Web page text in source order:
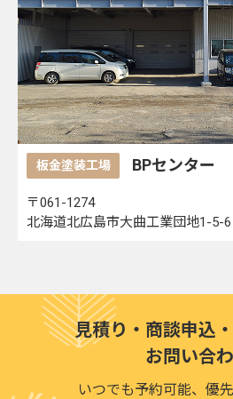
板金塗装工場 BPセンター
〒061-1274
北海道北広島市大曲工業団地1-5-6
見積り・商談申込
お問い合
いつでも予約可能、優